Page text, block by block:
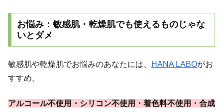
お悩み：敏感肌・乾燥肌でも使えるものじゃな
いとダメ
敏感肌や乾燥肌でお悩みのあなたには、 HANA LABOがお
すすめ。
アルコール不使用・シリコン不使用・着色料不使用・合成